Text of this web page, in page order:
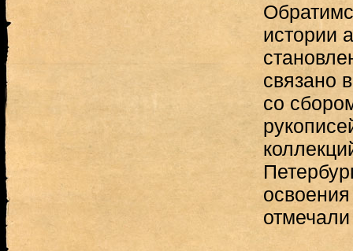
истории
связано
со